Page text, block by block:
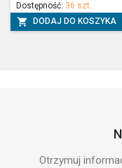
Dostępność: 36 szt.
 DODAJ DO KOSZYKA
Otrzymuj